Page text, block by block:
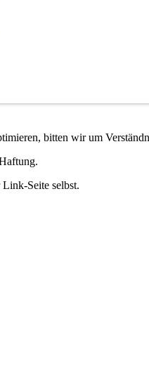
bitten wir um
Seite selbst.